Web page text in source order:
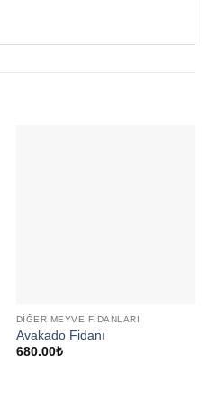
DIĞER MEYVE FIDANLARI
Avakado Fidanı
680.00₺